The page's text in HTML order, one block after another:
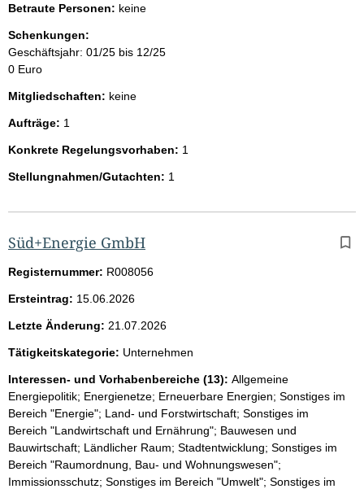
Betraute Personen: keine
Schenkungen:
Geschäftsjahr: 01/25 bis 12/25
0 Euro
Mitgliedschaften: keine
Aufträge: 1
Konkrete Regelungsvorhaben: 1
Stellungnahmen/Gutachten: 1
Süd+Energie GmbH
Registernummer: R008056
Ersteintrag: 15.06.2026
Letzte Änderung: 21.07.2026
Tätigkeitskategorie: Unternehmen
Interessen- und Vorhabenbereiche (13): Allgemeine
Energiepolitik; Energienetze; Erneuerbare Energien; Sonstiges im
Bereich "Energie"; Land- und Forstwirtschaft; Sonstiges im
Bereich "Landwirtschaft und Ernährung"; Bauwesen und
Bauwirtschaft; Ländlicher Raum; Stadtentwicklung; Sonstiges im
Bereich "Raumordnung, Bau- und Wohnungswesen";
Immissionsschutz; Sonstiges im Bereich "Umwelt"; Sonstiges im